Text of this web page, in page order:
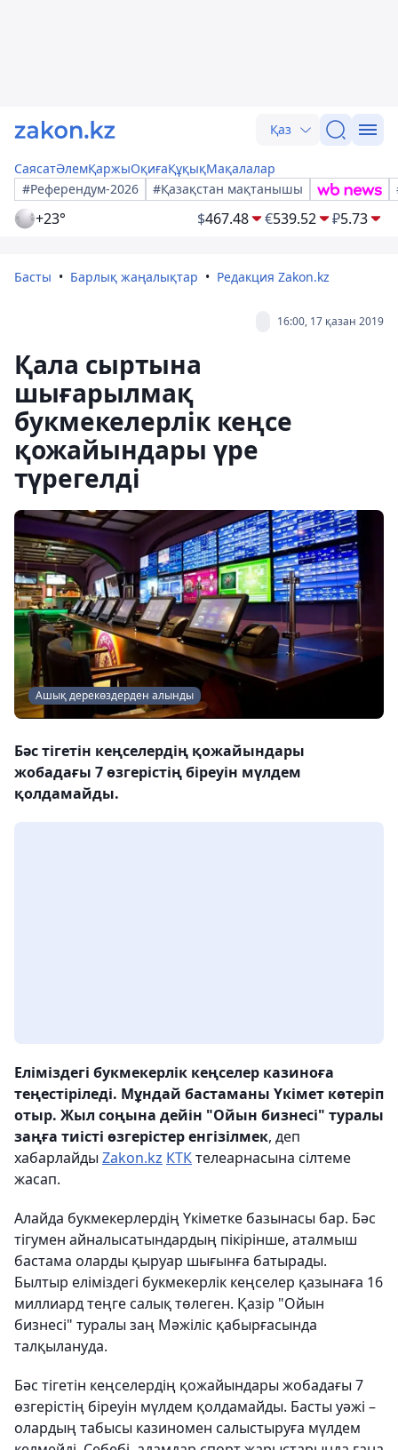
Қаз
СаясатӘлемҚаржыОқиғаҚұқықМақалалар
#Референдум-2026
#Қазақстан мақтанышы
+23° $467.48 €539.52 ₽5.73
Басты Барлық жаңалықтар Редакция Zakon.kz
16:00, 17 қазан 2019
Қала сыртына
шығарылмақ
букмекелерлік кеңсе
қожайындары үре
түрегелді
Ашық дерекөздерден алынды
Бәс тігетін кеңселердің қожайындары
жобадағы 7 өзгерістің біреуін мүлдем
қолдамайды.
Еліміздегі букмекерлік кеңселер казиноға
теңестіріледі. Мұндай бастаманы Үкімет көтеріп
отыр. Жыл соңына дейін "Ойын бизнесі" туралы
заңға тиісті өзгерістер енгізілмек, деп
хабарлайды Zakon.kz КТКтелеарнасына сілтеме
жасап.
Алайда букмекерлердің Үкіметке базынасы бар. Бәс
тігумен айналысатындардың пікірінше, аталмыш
бастама оларды қыруар шығынға батырады.
Былтыр еліміздегі букмекерлік кеңселер қазынаға 16
миллиард теңге салық төлеген. Қазір "Ойын
бизнесі" туралы заң Мәжіліс қабырғасында
талқылануда.
Бәс тігетін кеңселердің қожайындары жобадағы 7
өзгерістің біреуін мүлдем қолдамайды. Басты уәжі –
олардың табысы казиномен салыстыруға мүлдем